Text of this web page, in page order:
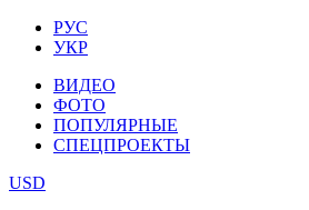
РУС
УКР
ВИДЕО
ФОТО
ПОПУЛЯРНЫЕ
СПЕЦПРОЕКТЫ
USD